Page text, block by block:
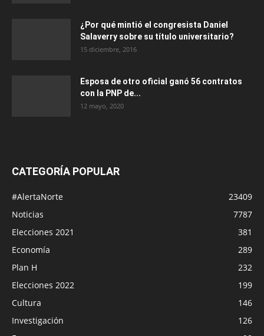
¿Por qué mintió el congresista Daniel
Salaverry sobre su título universitario?
15 diciembre, 2016
Esposa de otro oficial ganó 56 contratos
con la PNP de...
12 mayo, 2020
CATEGORÍA POPULAR
#AlertaNorte
23409
Noticias
7787
Elecciones 2021
381
Economía
289
Plan H
232
Elecciones 2022
199
Cultura
146
Investigación
126